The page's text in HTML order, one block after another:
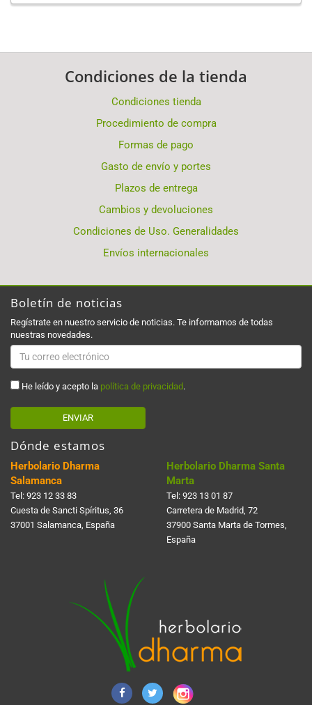
Condiciones de la tienda
Condiciones tienda
Procedimiento de compra
Formas de pago
Gasto de envío y portes
Plazos de entrega
Cambios y devoluciones
Condiciones de Uso. Generalidades
Envíos internacionales
Boletín de noticias
Regístrate en nuestro servicio de noticias. Te informamos de todas
nuestras novedades.
He leído y acepto la política de privacidad .
ENVIAR
Dónde estamos
Herbolario Dharma
Salamanca
Tel: 923 12 33 83
Cuesta de Sancti Spí­ritus, 36
37001 Salamanca, España
Herbolario Dharma Santa
Marta
Tel: 923 13 01 87
Carretera de Madrid, 72
37900 Santa Marta de Tormes,
España